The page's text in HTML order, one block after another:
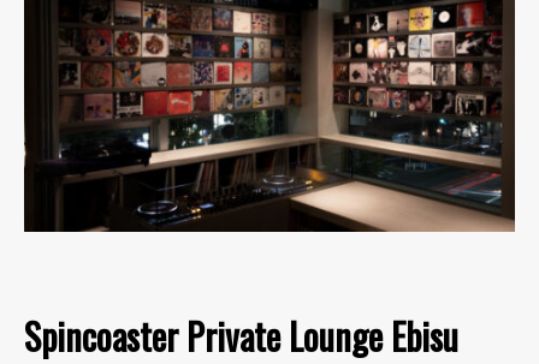
Spincoaster Private Lounge Ebisu